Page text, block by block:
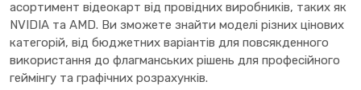
асортимент відеокарт від провідних виробників, таких як
NVIDIA та AMD. Ви зможете знайти моделі різних цінових
категорій, від бюджетних варіантів для повсякденного
використання до флагманських рішень для професійного
геймінгу та графічних розрахунків.